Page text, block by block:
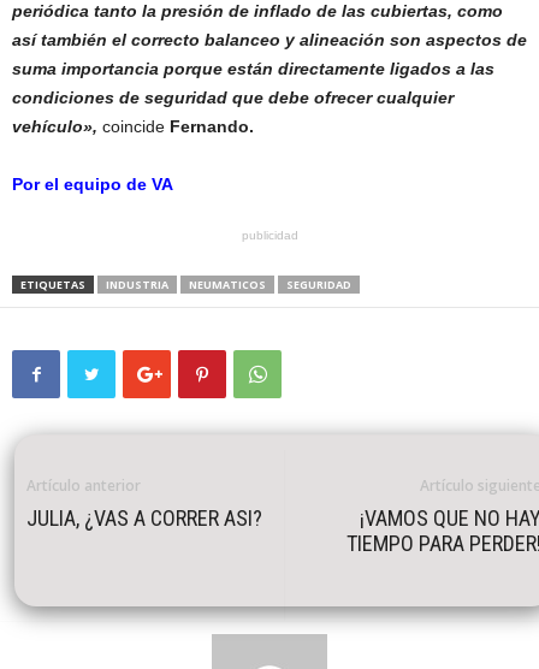
periódica tanto la presión de inflado de las cubiertas, como
así también el correcto balanceo y alineación son aspectos de
suma importancia porque están directamente ligados a las
condiciones de seguridad que debe ofrecer cualquier
vehículo», coincide Fernando.
Por el equipo de VA
publicidad
ETIQUETAS INDUSTRIA NEUMATICOS SEGURIDAD
Artículo anterior
JULIA, ¿VAS A CORRER ASI?
Artículo
¡VAMOS QUE NO
TIEMPO PARA